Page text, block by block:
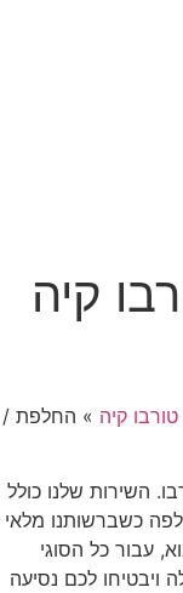
קיה
קיה » החלפת /
השירות שלנו כולל
כשברשותנו מלאי
עבור כל הסוגי
ויבטיחו לכם נסיעה